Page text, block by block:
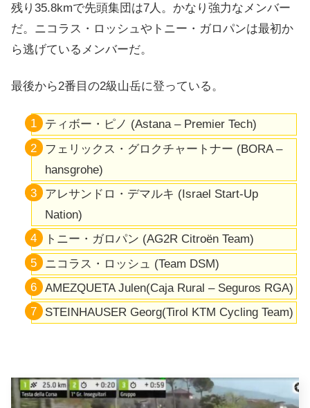
残り35.8kmで先頭集団は7人。かなり強力なメンバー
だ。ニコラス・ロッシュやトニー・ガロパンは最初か
ら逃げているメンバーだ。
最後から2番目の2級山岳に登っている。
ティボー・ピノ (Astana – Premier Tech)
フェリックス・グロクチャートナー (BORA –
hansgrohe)
アレサンドロ・デマルキ (Israel Start-Up
Nation)
トニー・ガロパン (AG2R Citroën Team)
ニコラス・ロッシュ (Team DSM)
AMEZQUETA Julen(Caja Rural – Seguros RGA)
STEINHAUSER Georg(Tirol KTM Cycling Team)